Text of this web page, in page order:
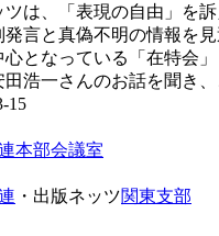
は、「表現の自由」を
言と真偽不明の情報を
心となっている「在特会
浩一さんのお話を聞き
15
本部会議室
・出版ネッツ関東支部